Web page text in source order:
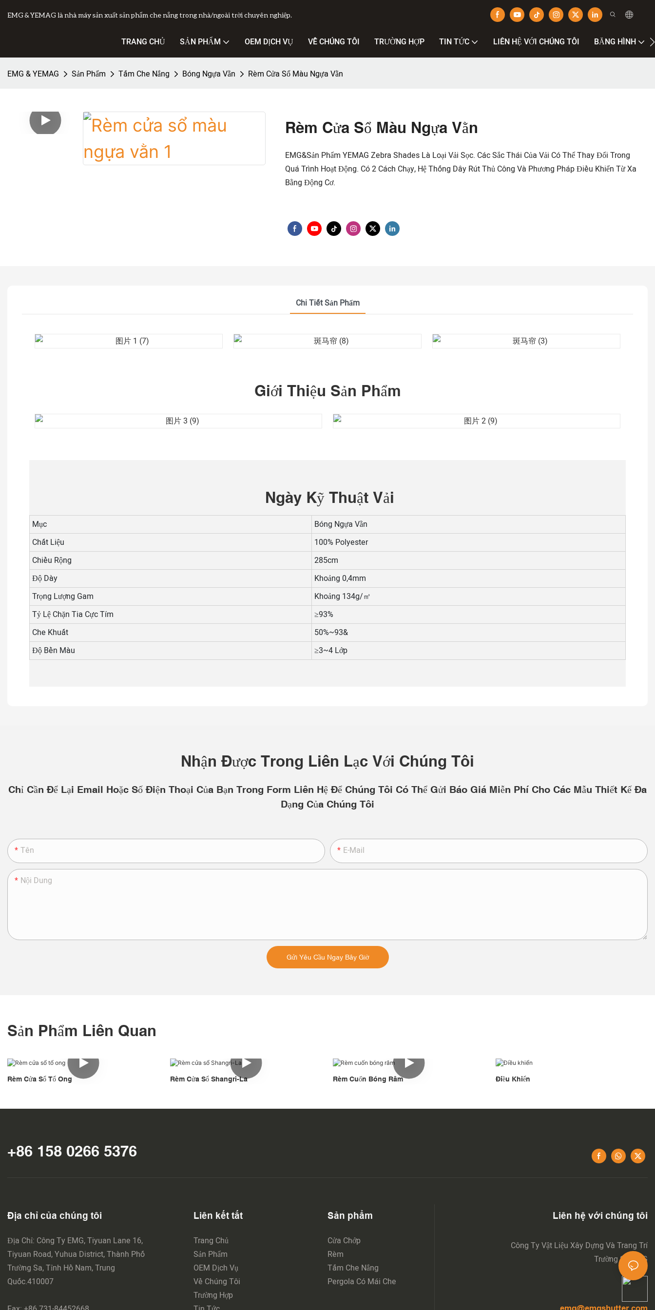
EMG & YEMAG là nhà máy sản xuất sản phẩm che nắng trong nhà/ngoài trời chuyên nghiệp.
TRANG CHỦ SẢN PHẨM OEM DỊCH VỤ VỀ CHÚNG TÔI TRƯỜNG HỢP TIN TỨC LIÊN HỆ VỚI CHÚNG TÔI BĂNG HÌNH
EMG & YEMAG Sản Phẩm Tấm Che Nắng Bóng Ngựa Vằn Rèm Cửa Sổ Màu Ngựa Vằn
Rèm Cửa Sổ Màu Ngựa Vằn
EMG&Sản Phẩm YEMAG Zebra Shades Là Loại Vải Sọc. Các Sắc Thái Của Vải Có Thể Thay Đổi Trong
Quá Trình Hoạt Động. Có 2 Cách Chạy, Hệ Thống Dây Rút Thủ Công Và Phương Pháp Điều Khiển Từ Xa
Bằng Động Cơ.
Chi Tiết Sản Phẩm
Giới Thiệu Sản Phẩm
Ngày Kỹ Thuật Vải
Mục
Bóng Ngựa Vằn
Chất Liệu
100% Polyester
Chiều Rộng
285cm
Độ Dày
Khoảng 0,4mm
Trọng Lượng Gam
Khoảng 134g/㎡
Tỷ Lệ Chặn Tia Cực Tím
≥93%
Che Khuất
50%~93&
Độ Bền Màu
≥3~4 Lớp
Nhận Được Trong Liên Lạc Với Chúng Tôi
Chỉ Cần Để Lại Email Hoặc Số Điện Thoại Của Bạn Trong Form Liên Hệ Để Chúng Tôi Có Thể Gửi Báo Giá Miễn Phí Cho Các Mẫu Thiết Kế Đa
Dạng Của Chúng Tôi
Tên E-Mail
Nội Dung
Gửi Yêu Cầu Ngay Bây Giờ
Sản Phẩm Liên Quan
Rèm Cửa Sổ Tổ Ong Rèm Cửa Sổ Shangri-La Rèm Cuốn Bóng Râm Điều Khiển
+86 158 0266 5376
Địa chỉ của chúng tôi
Địa Chỉ: Công Ty EMG, Tiyuan Lane 16,
Tiyuan Road, Yuhua District, Thành Phố
Trường Sa, Tỉnh Hồ Nam, Trung
Quốc.410007
Liên kết tắt
Trang Chủ
Sản Phẩm
OEM Dịch Vụ
Về Chúng Tôi
Trường Hợp
Sản phẩm
Cửa Chớp
Rèm
Tấm Che Nắng
Pergola Có Mái Che
Liên hệ với chúng tôi
Công Ty Vật Liệu Xây Dựng Và Trang Trí
Trường Sa EMG
emg@emgshutter.com